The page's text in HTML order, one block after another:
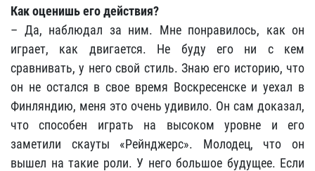
Как оценишь его действия?
– Да, наблюдал за ним. Мне понравилось, как он
играет, как двигается. Не буду его ни с кем
сравнивать, у него свой стиль. Знаю его историю, что
он не остался в свое время Воскресенске и уехал в
Финляндию, меня это очень удивило. Он сам доказал,
что способен играть на высоком уровне и его
заметили скауты «Рейнджерс». Молодец, что он
вышел на такие роли. У него большое будущее. Если